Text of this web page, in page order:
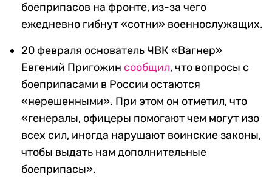
боеприпасов на фронте, из-за чего
ежедневно гибнут «сотни» военнослужащих.
20 февраля основатель ЧВК «Вагнер»
Евгений Пригожин сообщил, что вопросы с
боеприпасами в России остаются
«нерешенными». При этом он отметил, что
«генералы, офицеры помогают чем могут изо
всех сил, иногда нарушают воинские законы,
чтобы выдать нам дополнительные
боеприпасы».